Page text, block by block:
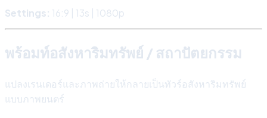
Settings: 16:9 | 13s | 1080p
พร้อมท์อสังหาริมทรัพย์ / สถาปัตยกรรม
แปลงเรนเดอร์และภาพถ่ายให้กลายเป็นทัวร์อสังหาริมทรัพย์
แบบภาพยนตร์